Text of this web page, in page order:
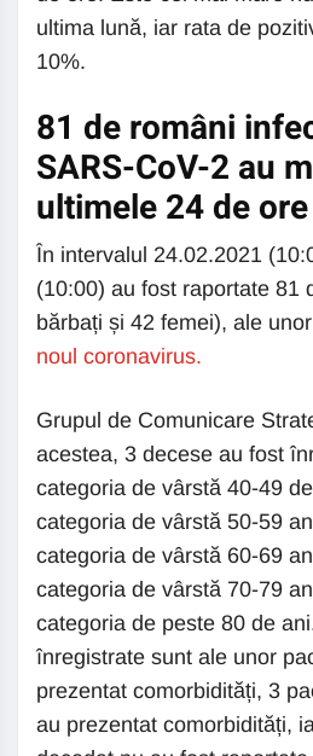
ultima lună, iar rata de
10%.
81 de români
SARS-CoV-2 au
ultimele 24 de ore
În intervalul 24.02.2021
(10:00) au fost raportate 81
bărbați și 42 femei), ale
noul coronavirus.
Grupul de Comunicare
acestea, 3 decese au fost
categoria de vârstă 40-49
categoria de vârstă 50-59
categoria de vârstă 60-69
categoria de vârstă 70-79
categoria de peste 80 de
înregistrate sunt ale unor
prezentat comorbidități, 3
au prezentat comorbidități,